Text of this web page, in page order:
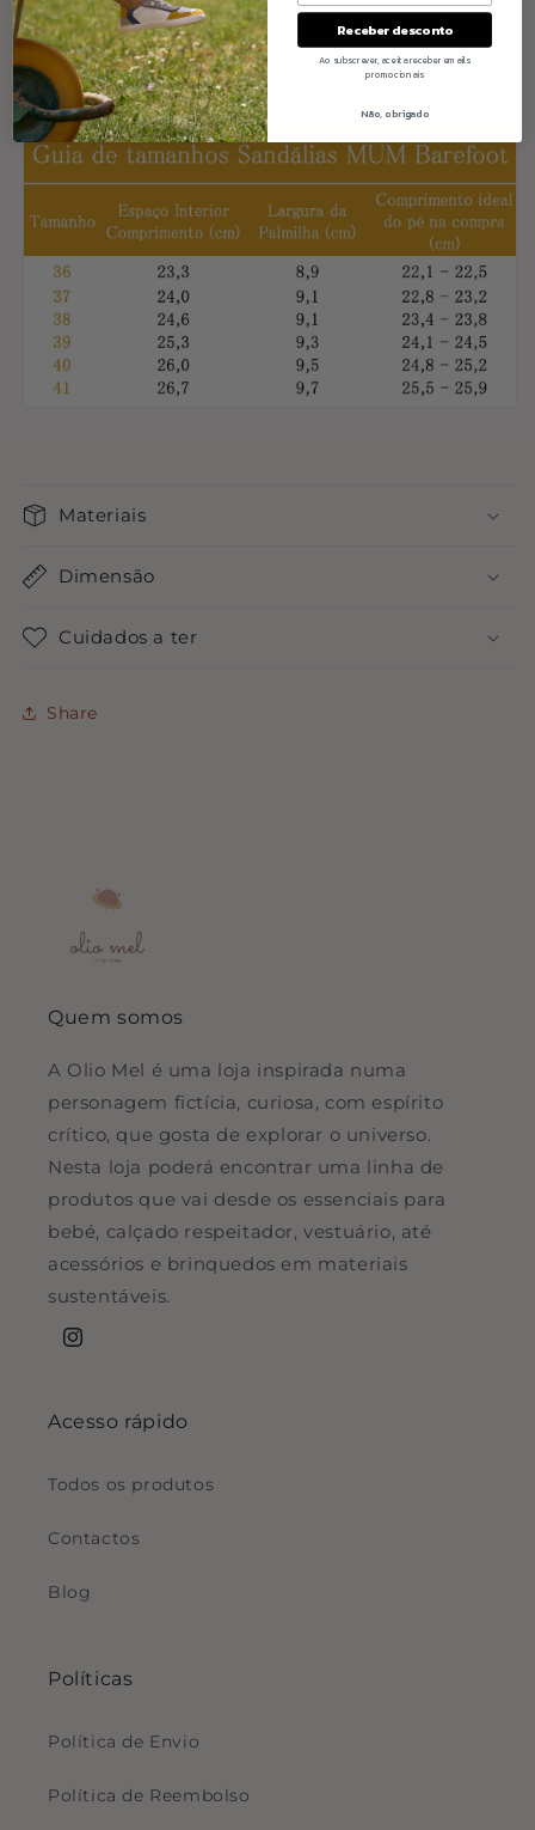
Abaixo pode ver o guia de tamanhos:
Materiais
Dimensão
Cuidados a ter
Share
Quem somos
A Olio Mel é uma loja inspirada numa
personagem fictícia, curiosa, com espírito
crítico, que gosta de explorar o universo.
Nesta loja poderá encontrar uma linha de
produtos que vai desde os essenciais para
bebé, calçado respeitador, vestuário, até
acessórios e brinquedos em materiais
sustentáveis.
Instagram
Acesso rápido
Todos os produtos
Contactos
Blog
Políticas
Política de Envio
Política de Reembolso
Receber desconto
Ao subscrever, aceita receber emails
promocionais
Não, obrigado